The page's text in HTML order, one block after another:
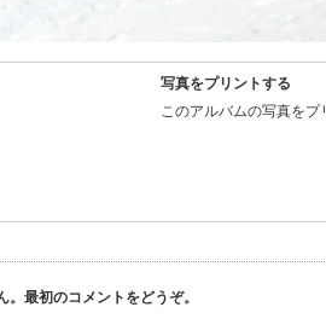
写真をプリントする
このアルバムの写真をプ
最初のコメントをどうぞ。